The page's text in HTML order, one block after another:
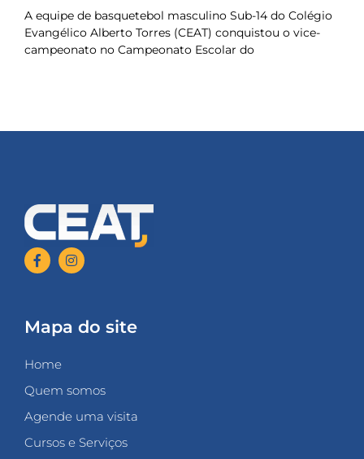
A equipe de basquetebol masculino Sub-14 do Colégio
Evangélico Alberto Torres (CEAT) conquistou o vice-
campeonato no Campeonato Escolar do
Mapa do site
Home
Quem somos
Agende uma visita
Cursos e Serviços